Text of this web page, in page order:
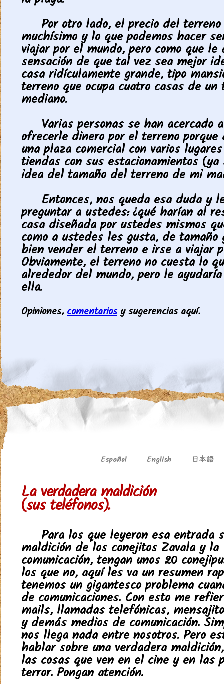
Por otro lado, el precio del
muchísimo y lo que podemos hacer
viajar por el mundo, pero como que le
sensación de que tal vez sea mejor
casa ridículamente grande, tipo
terreno que ocupa cuatro casas de un
mediano.
Varias personas se han acercado
ofrecerle dinero por el terreno porque
una plaza comercial con varios
tiendas con sus estacionamientos
idea del tamaño del terreno de mi
Entonces, nos queda esa duda y
preguntar a ustedes: ¿qué harían al
casa diseñada por ustedes mismos
como a ustedes les gusta, de tamaño
bien vender el terreno e irse a viajar
Obviamente, el terreno no cuesta lo
alrededor del mundo, pero le
ella.
Opiniones,comentariosy sugerencias aquí.
Español English 日本語
La verdadera maldición
(sus teléfonos).
Para los que leyeron esa entrada
maldición de los conejitos Zavala y la
comunicación, tengan unos 20
los que no, aquí les va un resumen
tenemos un gigantesco problema
de comunicaciones. Con esto me
mails, llamadas telefónicas,
y demás medios de comunicación.
nos llega nada entre nosotros. Pero
hablar sobre una verdadera
las cosas que ven en el cine y en las
terror. Pongan atención.